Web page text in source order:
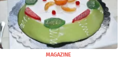
MAGAZINE